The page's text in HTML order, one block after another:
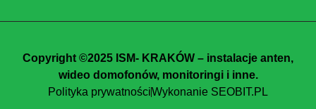
Copyright ©2025 ISM- KRAKÓW – instalacje anten,
wideo domofonów, monitoringi i inne.
Polityka prywatnościWykonanie SEOBIT.PL